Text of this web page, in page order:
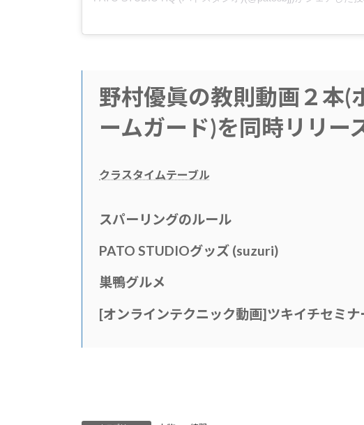
野村優眞の教則動画２本(
ームガード)を同時リリー
クラスタイムテーブル
スパーリングのルール
PATO STUDIOグッズ (suzuri)
巣鴨グルメ
[オンラインテクニック動画]ツキイチセミ